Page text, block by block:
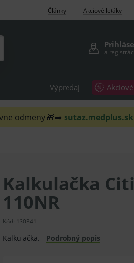
Články Akciové letáky
a
Výpredaj
odmeny 🎁➡️ sutaz.medplus.sk
Kalkulačka
110NR
Kód: 130341
Kalkulačka. Podrobný popis